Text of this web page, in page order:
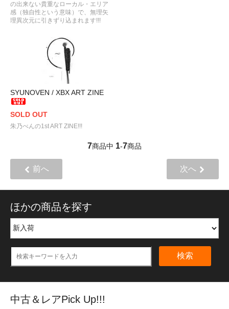
の出来ない貴重なローカル・エリア
感（独自性という意味）で、無理矢
理異次元に引きずり込まれます!!!
SYUNOVEN / XBX ART ZINE
SOLD OUT
朱乃べんの1st ART ZINE!!!
7商品中 1-7商品
前へ 次へ
ほかの商品を探す
検索
中古＆レアPick Up!!!